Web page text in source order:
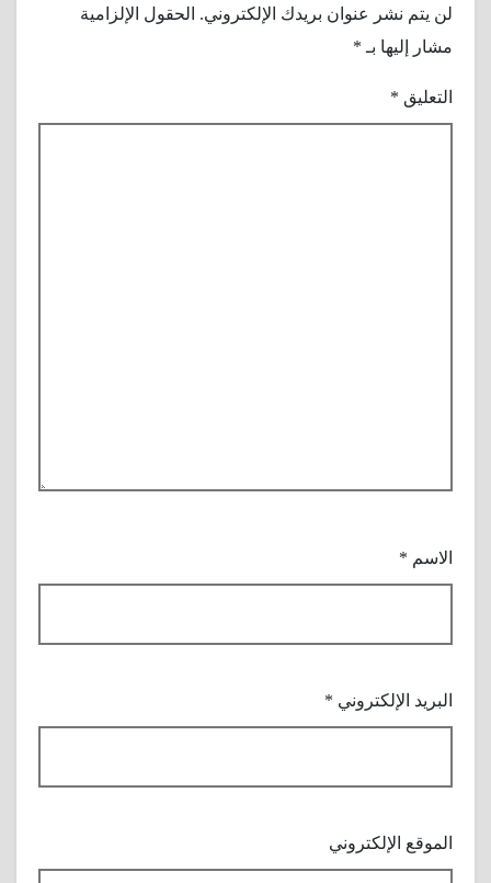
لن يتم نشر عنوان بريدك الإلكتروني. الحقول الإلزامية
مشار إليها بـ *
التعليق *
الاسم *
البريد الإلكتروني *
الموقع الإلكتروني